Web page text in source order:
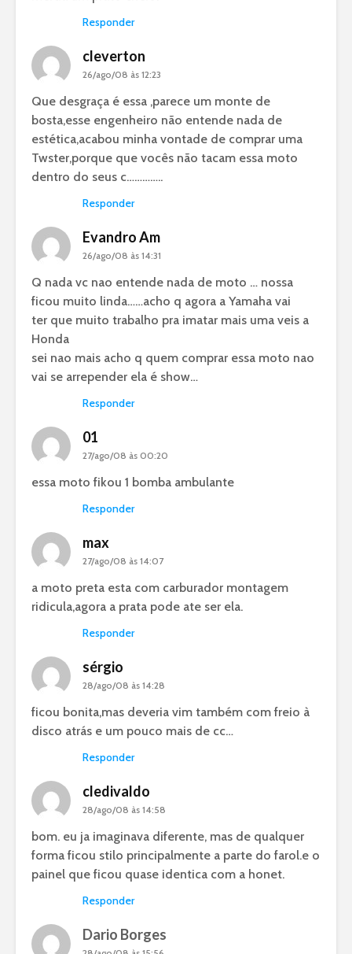
Responder
cleverton
26/ago/08 às 12:23
Que desgraça é essa ,parece um monte de
bosta,esse engenheiro não entende nada de
estética,acabou minha vontade de comprar uma
Twster,porque que vocês não tacam essa moto
dentro do seus c…………..
Responder
Evandro Am
26/ago/08 às 14:31
Q nada vc nao entende nada de moto … nossa
ficou muito linda……acho q agora a Yamaha vai
ter que muito trabalho pra imatar mais uma veis a
Honda
sei nao mais acho q quem comprar essa moto nao
vai se arrepender ela é show…
Responder
01
27/ago/08 às 00:20
essa moto fikou 1 bomba ambulante
Responder
max
27/ago/08 às 14:07
a moto preta esta com carburador montagem
ridicula,agora a prata pode ate ser ela.
Responder
sérgio
28/ago/08 às 14:28
ficou bonita,mas deveria vim também com freio à
disco atrás e um pouco mais de cc…
Responder
cledivaldo
28/ago/08 às 14:58
bom. eu ja imaginava diferente, mas de qualquer
forma ficou stilo principalmente a parte do farol.e o
painel que ficou quase identica com a honet.
Responder
Dario Borges